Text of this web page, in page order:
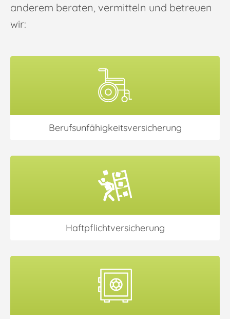
anderem beraten, vermitteln und betreuen
wir:
Berufsunfähigkeits­versicherung
Haftpflicht­versicherung